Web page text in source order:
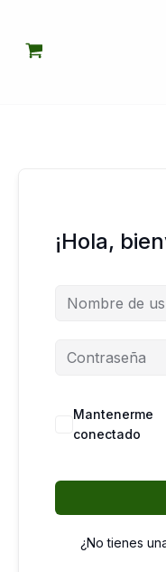
contenido
¡Hola,
Mantenerme
conectado
¿No tienes